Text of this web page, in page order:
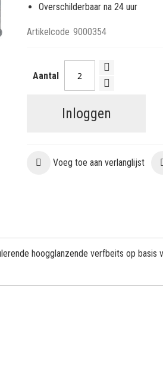
Overschilderbaar na 24 uur
Artikelcode 9000354
Aantal
Inloggen
Voeg toe aan verlanglijst
hoogglanzende verfbeits op basis